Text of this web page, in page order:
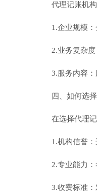
代理记账机
1.企业规模
2.业务复杂
3.服务内容：
四、如何选
在选择代理
1.机构信誉
2.专业能力
3.收费标准